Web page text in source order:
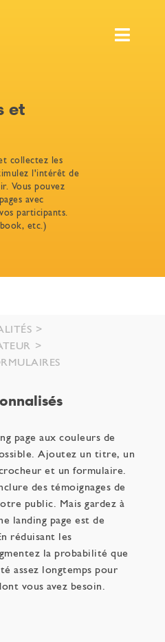
et
collectez les
l'intérêt de
Vous pouvez
avec
participants.
etc.)
page aux couleurs de
Ajoutez un titre, un
et un formulaire.
des témoignages de
public. Mais gardez à
landing page est de
réduisant les
la probabilité que
assez longtemps pour
vous avez besoin.